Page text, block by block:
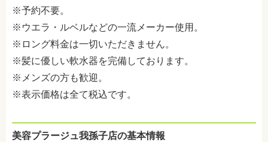
※予約不要。
※ウエラ・ルベルなどの一流メーカー使用。
※ロング料金は一切いただきません。
※髪に優しい軟水器を完備しております。
※メンズの方も歓迎。
※表示価格は全て税込です。
美容プラージュ我孫子店の基本情報